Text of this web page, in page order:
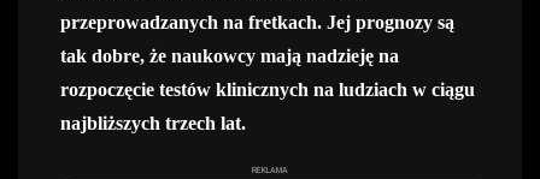
przeprowadzanych na fretkach. Jej prognozy są
tak dobre, że naukowcy mają nadzieję na
rozpoczęcie testów klinicznych na ludziach w ciągu
najbliższych trzech lat.
REKLAMA